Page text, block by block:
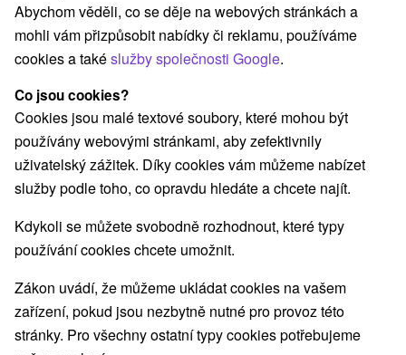
REZERVACE A VÝBĚR POBYTU
Kontaktujte přímo ubytovatele.
Navigovat do místa
O ZAŘÍZENÍ VYBAVENÍ
Abychom věděli, co se děje na webových stránkách a
mohli vám přizpůsobit nabídky či reklamu, používáme
cookies a takéslužby společnosti Google.
Co jsou cookies?
Cookies jsou malé textové soubory, které mohou být
používány webovými stránkami, aby zefektivnily
uživatelský zážitek. Díky cookies vám můžeme nabízet
služby podle toho, co opravdu hledáte a chcete najít.
Kdykoli se můžete svobodně rozhodnout, které typy
používání cookies chcete umožnit.
Zákon uvádí, že můžeme ukládat cookies na vašem
zařízení, pokud jsou nezbytně nutné pro provoz této
stránky. Pro všechny ostatní typy cookies potřebujeme